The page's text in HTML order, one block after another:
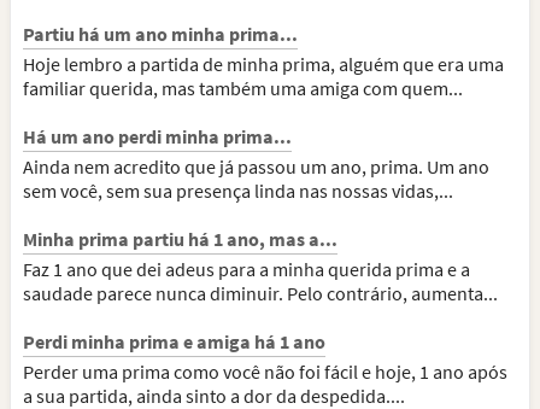
Partiu há um ano minha prima...
Hoje lembro a partida de minha prima, alguém que era uma
familiar querida, mas também uma amiga com quem...
Há um ano perdi minha prima...
Ainda nem acredito que já passou um ano, prima. Um ano
sem você, sem sua presença linda nas nossas vidas,...
Minha prima partiu há 1 ano, mas a...
Faz 1 ano que dei adeus para a minha querida prima e a
saudade parece nunca diminuir. Pelo contrário, aumenta...
Perdi minha prima e amiga há 1 ano
Perder uma prima como você não foi fácil e hoje, 1 ano após
a sua partida, ainda sinto a dor da despedida....